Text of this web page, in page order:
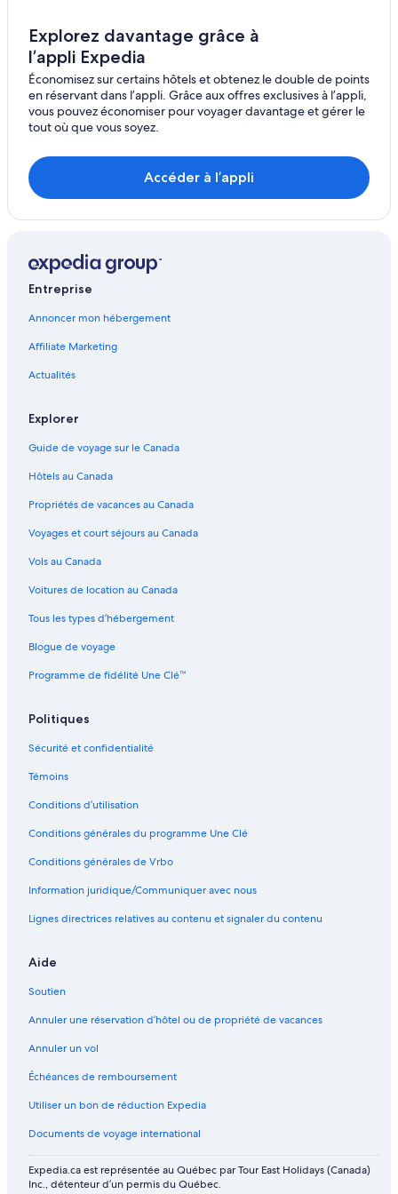
Los Realejos – Hôtels
Arafo – Hôtels
San Cristóbal de La Laguna – Hôtels
Cruz Santa – Hôtels
Tenerife Nord – Hôtels à proximité
Las Rosas – Hôtels
Santa Catalina – Hôtels
La Florida – Hôtels
Santa Ursula – Hôtels
Los Gómez – Hôtels
Santa Cruz de Tenerife – Hôtels
La Orotava – Hôtels
El Rosario – Hôtels
Las Cuevas – Hôtels
Bocacangrejo – Hôtels
La Guancha – Hôtels
Mesa del Mar – Hôtels
Explorez davantage grâce à
l’appli Expedia
Économisez sur certains hôtels et obtenez le double de points
en réservant dans l’appli. Grâce aux offres exclusives à l’appli,
vous pouvez économiser pour voyager davantage et gérer le
tout où que vous soyez.
Accéder à l’appli
Entreprise
Annoncer mon hébergement
Affiliate Marketing
Actualités
Explorer
Guide de voyage sur le Canada
Hôtels au Canada
Propriétés de vacances au Canada
Voyages et court séjours au Canada
Vols au Canada
Voitures de location au Canada
Tous les types d’hébergement
Blogue de voyage
Programme de fidélité Une Clé™
Politiques
Sécurité et confidentialité
Témoins
Conditions d’utilisation
Conditions générales du programme Une Clé
Conditions générales de Vrbo
Information juridique/Communiquer avec nous
Lignes directrices relatives au contenu et signaler du contenu
Aide
Soutien
Annuler une réservation d’hôtel ou de propriété de vacances
Annuler un vol
Échéances de remboursement
Utiliser un bon de réduction Expedia
Documents de voyage international
Expedia.ca est représentée au Québec par Tour East Holidays (Canada)
Inc., détenteur d’un permis du Québec.